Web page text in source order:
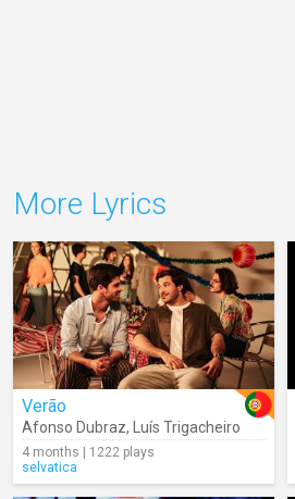
More Lyrics
Verão
Afonso Dubraz, Luís Trigacheiro
4 months | 1222 plays
selvatica